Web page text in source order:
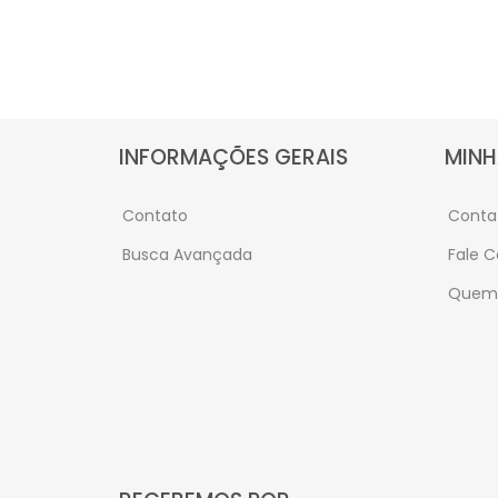
INFORMAÇÕES GERAIS
Contato
Busca Avançada
Fale